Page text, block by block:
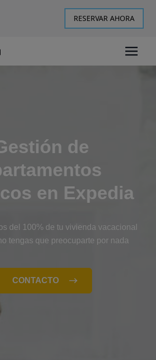
RESERVAR AHORA
de
en Expedia
del 100% de tu vivienda vacacional
tengas que preocuparte por nada
CONTACTO